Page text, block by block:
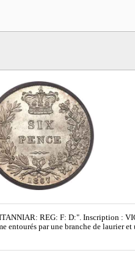
REG: F: D:". Inscription :
par une branche de laurier